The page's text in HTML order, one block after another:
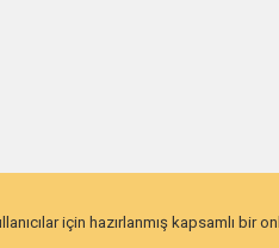
için hazırlanmış kapsamlı bir